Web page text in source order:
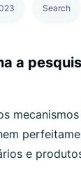
Search
a
e